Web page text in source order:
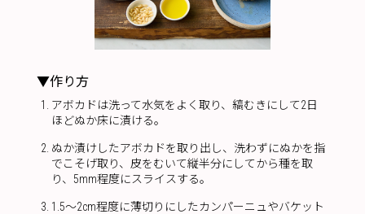
▼作り方
アボカドは洗って水気をよく取り、縞むきにして2日
ほどぬか床に漬ける。
ぬか漬けしたアボカドを取り出し、洗わずにぬかを指
でこそげ取り、皮をむいて縦半分にしてから種を取
り、5mm程度にスライスする。
1.5〜2cm程度に薄切りにしたカンパーニュやバケット